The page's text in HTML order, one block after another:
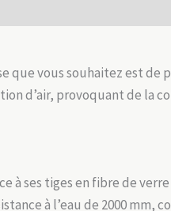
que vous souhaitez est de
d’air, provoquant de la
à ses tiges en fibre de
à l’eau de 2000 mm,